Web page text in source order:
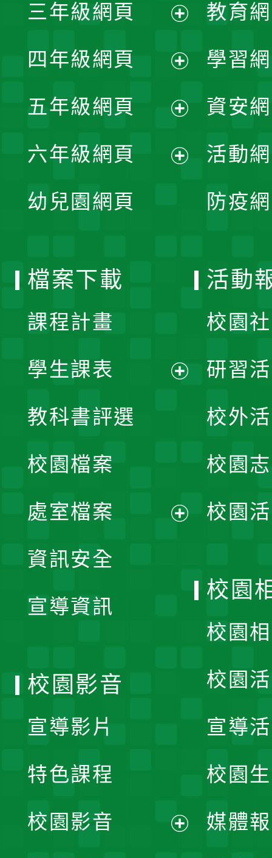
選
單
開
選
單
三年級網頁
開
選
單
四年級網頁
開
選
五年級網頁
開
六年級網頁
幼兒園網頁
教育
學習
資安
活動
防疫
檔案下載
課程計畫
學生課表
單
教科書評選
校園檔案
處室檔案
資訊安全
宣導資訊
活動
校園
研習
校外
校園
校園
校園
校園
校園
宣導
校園
媒體
校園影音
宣導影片
特色課程
校園影音